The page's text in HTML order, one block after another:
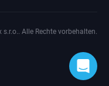
Alle Rechte vorbehalten.